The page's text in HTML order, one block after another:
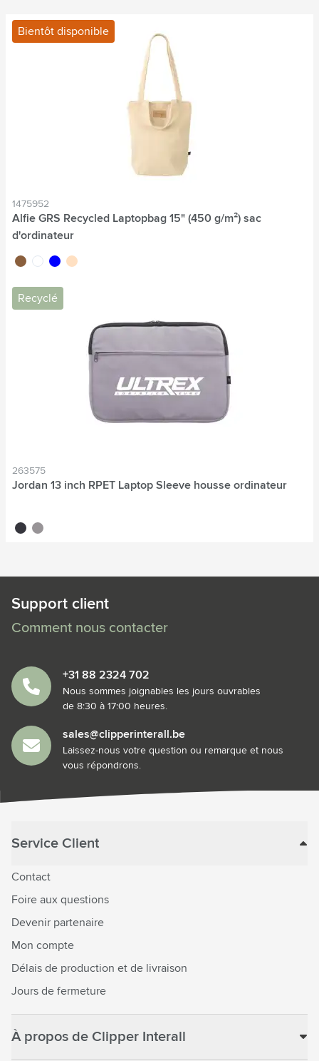
Bientôt disponible
1475952
Alfie GRS Recycled Laptopbag 15" (450 g/m²) sac
d'ordinateur
brun blancbleu beige
Recyclé
263575
Jordan 13 inch RPET Laptop Sleeve housse ordinateur
noir gris
Support client
Comment nous contacter
+31 88 2324 702
Nous sommes joignables les jours ouvrables
de 8:30 à 17:00 heures.
sales@clipperinterall.be
Laissez-nous votre question ou remarque et nous
vous répondrons.
Service Client
Contact
Foire aux questions
Devenir partenaire
Mon compte
Délais de production et de livraison
Jours de fermeture
À propos de Clipper Interall